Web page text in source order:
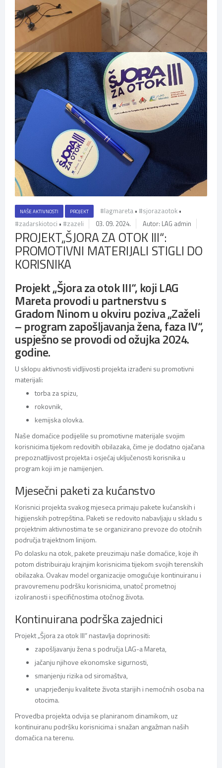
NAŠE AKTIVNOSTI PROJEKT #lagmareta • #sjorazaotok •
#zadarskiotoci • #zazeli 03. 09. 2024. Autor: LAG admin
PROJEKT„ŠJORA ZA OTOK III“:
PROMOTIVNI MATERIJALI STIGLI DO
KORISNIKA
Projekt „Šjora za otok III“, koji LAG
Mareta provodi u partnerstvu s
Gradom Ninom u okviru poziva „Zaželi
– program zapošljavanja žena, faza IV“,
uspješno se provodi od ožujka 2024.
godine.
U sklopu aktivnosti vidljivosti projekta izrađeni su promotivni
materijali:
torba za spizu,
rokovnik,
kemijska olovka.
Naše domaćice podijelile su promotivne materijale svojim
korisnicima tijekom redovitih obilazaka, čime je dodatno ojačana
prepoznatljivost projekta i osjećaj uključenosti korisnika u
program koji im je namijenjen.
Mjesečni paketi za kućanstvo
Korisnici projekta svakog mjeseca primaju pakete kućanskih i
higijenskih potrepština. Paketi se redovito nabavljaju u skladu s
projektnim aktivnostima te se organizirano prevoze do otočnih
područja trajektnom linijom.
Po dolasku na otok, pakete preuzimaju naše domaćice, koje ih
potom distribuiraju krajnjim korisnicima tijekom svojih terenskih
obilazaka. Ovakav model organizacije omogućuje kontinuiranu i
pravovremenu podršku korisnicima, unatoč prometnoj
izoliranosti i specifičnostima otočnog života.
Kontinuirana podrška zajednici
Projekt „Šjora za otok III“ nastavlja doprinositi:
zapošljavanju žena s područja LAG-a Mareta,
jačanju njihove ekonomske sigurnosti,
smanjenju rizika od siromaštva,
unaprjeđenju kvalitete života starijih i nemoćnih osoba na
otocima.
Provedba projekta odvija se planiranom dinamikom, uz
kontinuiranu podršku korisnicima i snažan angažman naših
domaćica na terenu.